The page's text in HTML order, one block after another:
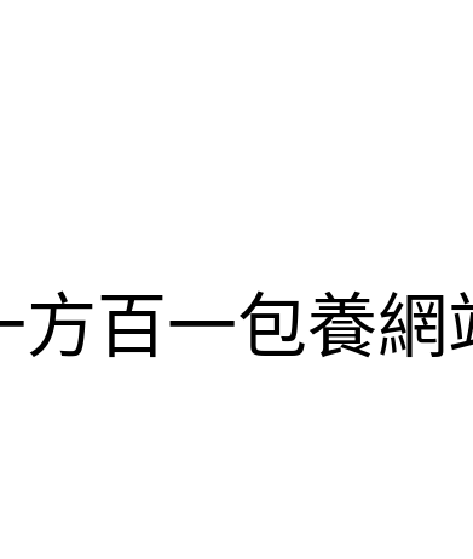
百一包養